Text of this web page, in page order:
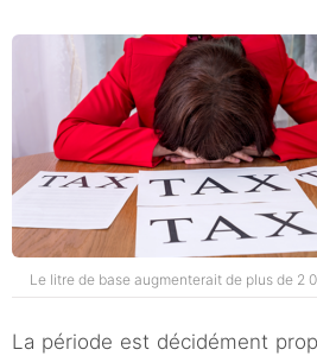
Le litre de base augmenterait de plus de 2
La période est décidément